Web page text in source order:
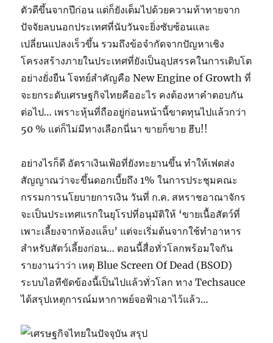
ตัวดีขึ้นจากปีก่อน แต่ก็ยังเต็มไปด้วยความท้าทายจาก
ปัจจัยลบนอกประเทศที่นับวันจะยิ่งซับซ้อนและ
เปลี่ยนแปลงเร็วขึ้น รวมถึงข้อจำกัดจากปัญหาเชิง
โครงสร้างภายในประเทศที่ยังเป็นอุปสรรคในการเติบโต
อย่างยั่งยืน โจทย์สำคัญคือ New Engine of Growth ที่
จะยกระดับเศรษฐกิจไทยคืออะไร คงต้องหาคำตอบกัน
ต่อไป… เพราะหุ้นที่ถืออยู่ก่อนหน้านี้ขาดทุนไปแล้วกว่า
50 % แต่ก็ไม่มีทางเลือกนี่นา ขายก็ขาย ฮึบ!!
อย่างไรก็ดี อัตราเงินเฟ้อที่ยังทะยานขึ้น ทำให้เฟดส่ง
สัญญาณว่าจะขึ้นดอกเบี้ยถึง 1% ในการประชุมคณะ
กรรมการนโยบายการเงิน วันที่ ก.ค. สหราชอาณาจักร
จะเป็นประเทศแรกในยุโรปที่อนุมัติให้ ‘ขายเนื้อสัตว์ที่
เพาะเลี้ยงจากห้องแล็บ’ แต่จะเริ่มต้นจากใช้ทำอาหาร
สำหรับสัตว์เลี้ยงก่อน… ตอนนี้สื่อทั่วโลกพร้อมใจกัน
รายงานว่าว่า เหตุ Blue Screen Of Dead (BSOD)
ระบบไอทีขัดข้องนี้เป็นไปแล้วทั่วโลก ทาง Techsauce
ได้สรุปเหตุการณ์มหากาพย์จอฟ้าเอาไว้แล้ว…